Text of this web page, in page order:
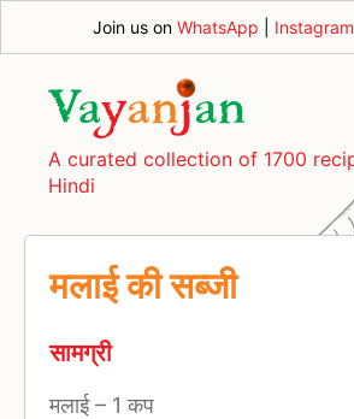
Join us on WhatsApp Instagram
A curated collection of 1700
Hindi
मलाई की सब्जी
सामग्री
मलाई– 1 कप